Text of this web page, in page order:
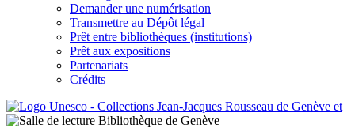
Demander une numérisation
Transmettre au Dépôt légal
Prêt entre bibliothèques (institutions)
Prêt aux expositions
Partenariats
Crédits